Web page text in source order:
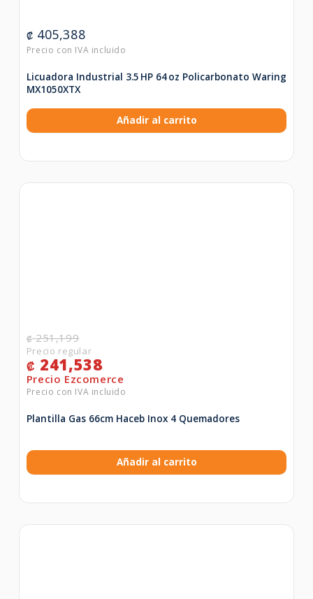
₡ 405,388
Licuadora Industrial 3.5 HP 64 oz Policarbonato Waring
MX1050XTX
Añadir al carrito
₡251,199
₡ 241,538
Plantilla Gas 66cm Haceb Inox 4 Quemadores
Añadir al carrito